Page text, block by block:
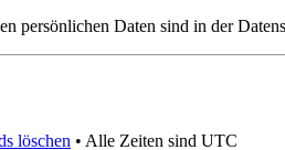
persönlichen Daten sind in der
löschen • Alle Zeiten sind UTC